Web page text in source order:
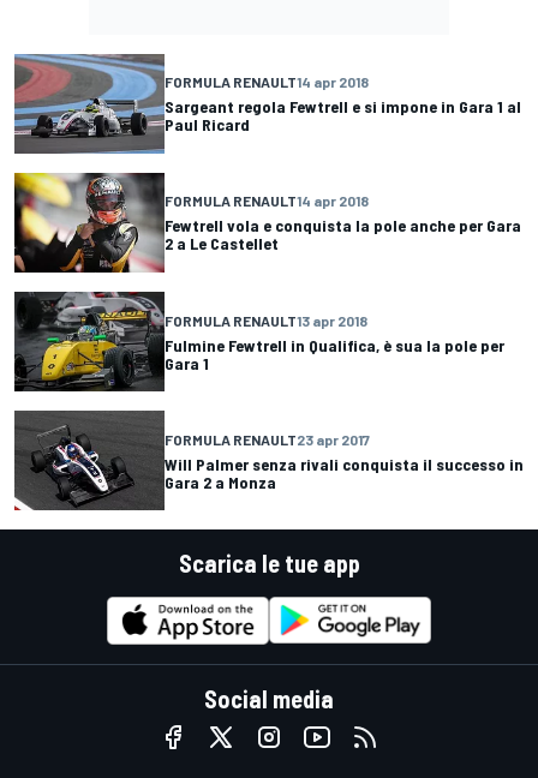
FORMULA RENAULT14 apr 2018
Sargeant regola Fewtrell e si impone in Gara 1 al
Paul Ricard
FORMULA RENAULT14 apr 2018
Fewtrell vola e conquista la pole anche per Gara
2 a Le Castellet
FORMULA RENAULT13 apr 2018
Fulmine Fewtrell in Qualifica, è sua la pole per
Gara 1
FORMULA RENAULT23 apr 2017
Will Palmer senza rivali conquista il successo in
Gara 2 a Monza
Scarica le tue app
Social media